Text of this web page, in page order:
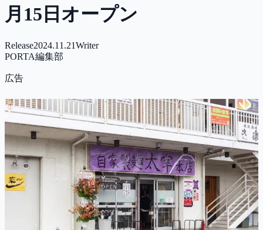
月15日オープン
Release2024.11.21Writer
PORTA編集部
広告